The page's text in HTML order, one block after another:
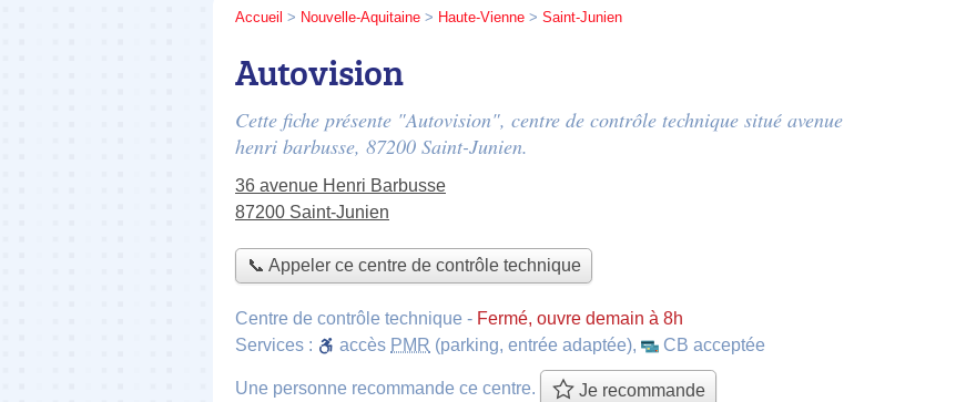
Accueil > Nouvelle-Aquitaine > Haute-Vienne > Saint-Junien
Autovision
Cette fiche présente "Autovision", centre de contrôle technique situé avenue
henri barbusse, 87200 Saint-Junien.
36 avenue Henri Barbusse
87200 Saint-Junien
📞 Appeler ce centre de contrôle technique
Centre de contrôle technique - Fermé, ouvre demain à 8h
Services :
accès PMR (parking, entrée adaptée), CB acceptée
Une personne recommande ce centre. Je recommande